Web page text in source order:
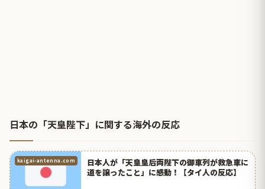
日本の「天皇陛下」に関する海外の反応
kaigai-antenna.com
日本人が「天皇皇后両陛下の御車列が救急車に
道を譲ったこと」に感動！【タイ人の反応】